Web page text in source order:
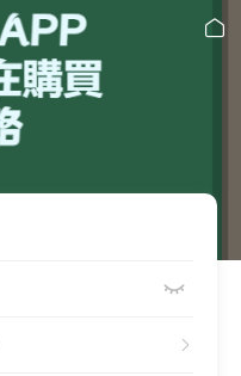


